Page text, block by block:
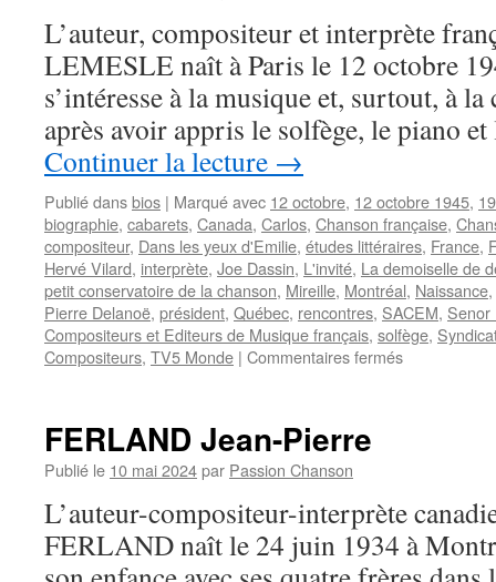
L’auteur, compositeur et interprète
LEMESLE naît à Paris le 12 octobre
s’intéresse à la musique et, surtout, à
après avoir appris le solfège, le piano
Continuer la lecture →
Publié dansbios | Marqué avec 12 octobre, 12 octobre 1945,
biographie, cabarets, Canada, Carlos, Chanson française,
compositeur, Dans les yeux d'Emilie, études littéraires, France,
Hervé Vilard, interprète, Joe Dassin, L'invité, La demoiselle de
petit conservatoire de la chanson, Mireille, Montréal, Naissance,
Pierre Delanoë, président, Québec, rencontres, SACEM, Senor
Compositeurs et Editeurs de Musique français, solfège,
Compositeurs, TV5 Monde | Commentaires ferméssur
FERLAND Jean-Pierre
Publié le 10 mai 2024par Passion Chanson
L’auteur-compositeur-interprète
FERLAND naît le 24 juin 1934 à